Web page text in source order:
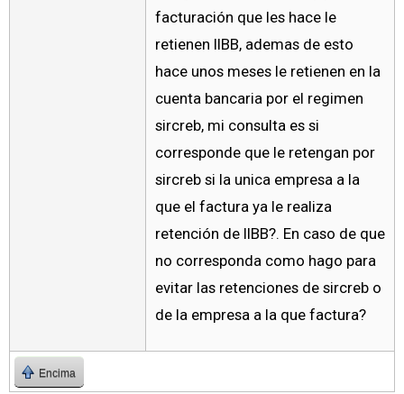
facturación que les hace le
retienen IIBB, ademas de esto
hace unos meses le retienen en la
cuenta bancaria por el regimen
sircreb, mi consulta es si
corresponde que le retengan por
sircreb si la unica empresa a la
que el factura ya le realiza
retención de IIBB?. En caso de que
no corresponda como hago para
evitar las retenciones de sircreb o
de la empresa a la que factura?
Encima